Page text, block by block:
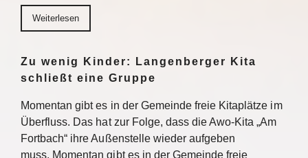
Weiterlesen
Zu wenig Kinder: Langenberger Kita
schließt eine Gruppe
Momentan gibt es in der Gemeinde freie Kitaplätze im
Überfluss. Das hat zur Folge, dass die Awo-Kita „Am
Fortbach“ ihre Außenstelle wieder aufgeben
muss. Momentan gibt es in der Gemeinde freie